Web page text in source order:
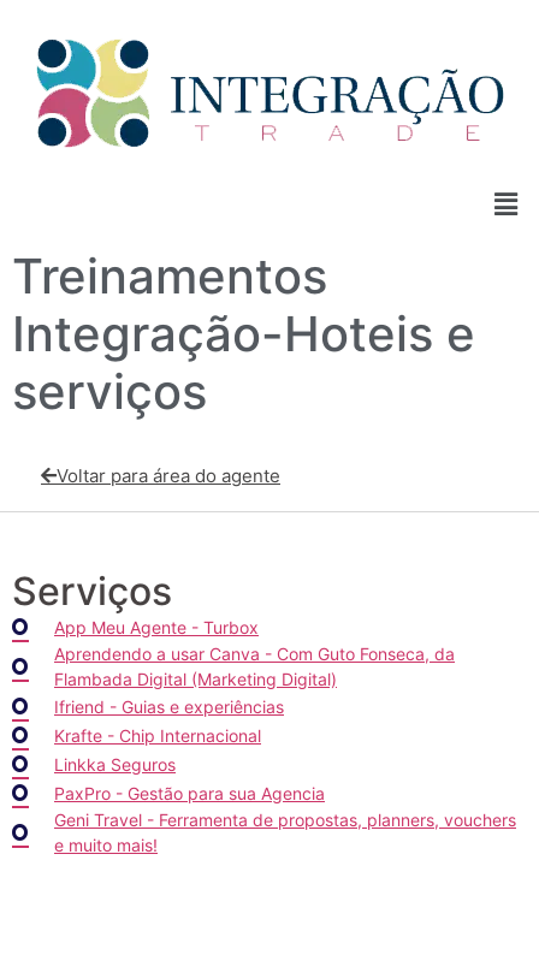
Treinamentos
Integração-Hoteis e
serviços
Voltar para área do agente
Serviços
App Meu Agente - Turbox
Aprendendo a usar Canva - Com Guto Fonseca, da
Flambada Digital (Marketing Digital)
Ifriend - Guias e experiências
Krafte - Chip Internacional
Linkka Seguros
PaxPro - Gestão para sua Agencia
Geni Travel - Ferramenta de propostas, planners, vouchers
e muito mais!